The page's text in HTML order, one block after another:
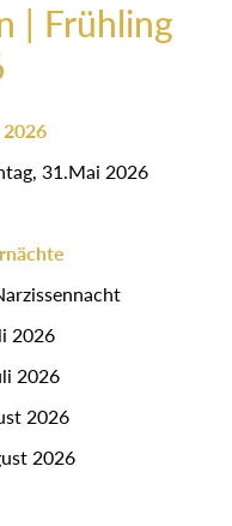
| Frühling
31.Mai 2026
2026
2026
2026
2026